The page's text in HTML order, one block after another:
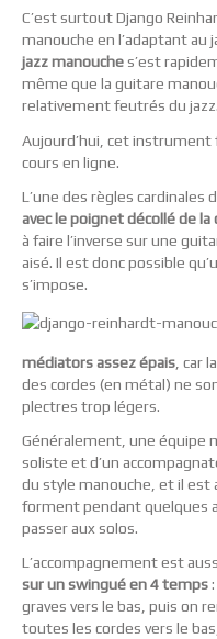
C’est surtout Django
manouche en l’adaptant au
jazz manouches’est
même que la guitare
relativement feutrés du jazz.
Aujourd’hui, cet instrument
cours en ligne.
L’une des règles cardinales
avec le poignet décollé de la
à faire l’inverse sur une
aisé. Il est donc possible
s’impose.
médiators assez épais , car
des cordes (en métal) ne
plectres trop légers.
Généralement, une équipe
soliste et d’un
du style manouche, et il
forment pendant quelques
passer aux solos.
L’accompagnement est
sur un swingué en 4 temps
graves vers le bas, puis on
toutes les cordes vers le